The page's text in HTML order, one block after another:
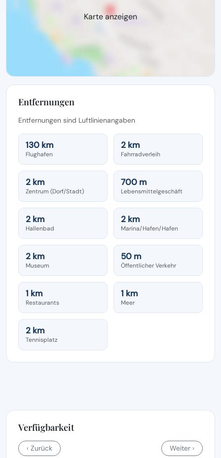
Karte anzeigen
Entfernungen
Entfernungen sind Luftlinienangaben
130 km
Flughafen
2 km
Fahrradverleih
2 km
Zentrum (Dorf/Stadt)
700 m
Lebensmittelgeschäft
2 km
Hallenbad
2 km
Marina/Hafen/Hafen
2 km
Museum
50 m
Öffentlicher Verkehr
1 km
Restaurants
1 km
Meer
2 km
Tennisplatz
Verfügbarkeit
‹ Zurück Weiter ›